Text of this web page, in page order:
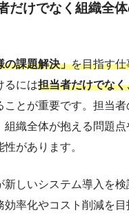
だけでなく組織全
の課題解決」を目指す仕
るには担当者だけでな
ことが重要です。担当
組織全体が抱える問題
があります。
新しいシステム導入を
効率化やコスト削減を